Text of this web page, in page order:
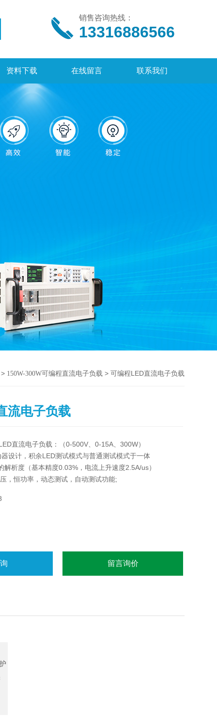
销售咨询热线：
13316886566
资料下载 在线留言 联系我们
150W-300W可编程直流电子负载 > 可编程LED直流电子负载
流电子负载
直流电子负载：（0-500V、0-15A、300W）
设计，积余LED测试模式与普通测试模式于一体
解析度（基本精度0.03%，电流上升速度2.5A/us）
，恒功率，动态测试，自动测试功能;
留言询价